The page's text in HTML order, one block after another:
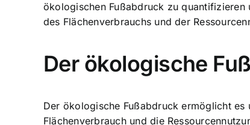
ökologischen Fußabdruck zu quantifizieren
des Flächenverbrauchs und der
Der ökologische
Der ökologische Fußabdruck ermöglicht
Flächenverbrauch und die